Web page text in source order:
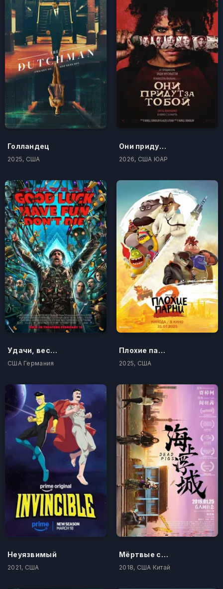
Голландец
2025, США
Они придут за тобой
2026, США ЮАР
Удачи, веселья, не сдохни
США Германия
Плохие парни 2
2025, США
Неуязвимый
2021, США
Мёртвые свиньи
2018, США Китай